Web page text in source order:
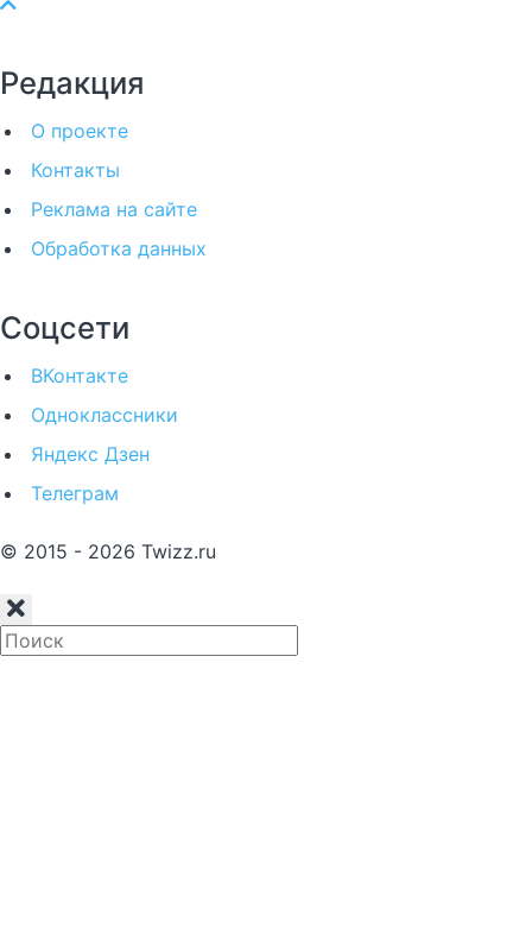
Редакция
О проекте
Контакты
Реклама на сайте
Обработка данных
Соцсети
ВКонтакте
Одноклассники
Яндекс Дзен
Телеграм
© 2015 - 2026 Twizz.ru